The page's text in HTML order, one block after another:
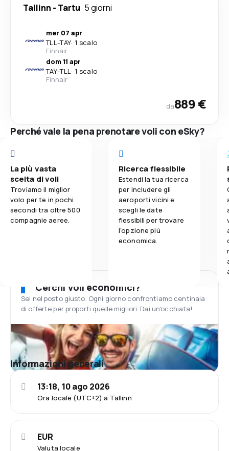
Tallinn - Tartu 5 giorni
mer 07 apr
TLL-TAY· 1 scalo
Finnair
dom 11 apr
TAY-TLL· 1 scalo
Finnair
da889 €
Perché vale la pena prenotare voli con eSky?
La più vasta
scelta di voli
Troviamo il miglior
volo per te in pochi
secondi tra oltre 500
compagnie aeree.
Ricerca flessibile
Estendi la tua ricerca
per includere gli
aeroporti vicini e
scegli le date
flessibili per trovare
l'opzione più
economica.
Cerchi voli economici?
Sei nel posto giusto. Ogni giorno confrontiamo centinaia
di offerte per proporti quelle migliori. Dai un'occhiata!
Informazioni generali
Ora locale (UTC+2) a Tallinn
13:18, 10 ago 2026
Valuta locale
EUR